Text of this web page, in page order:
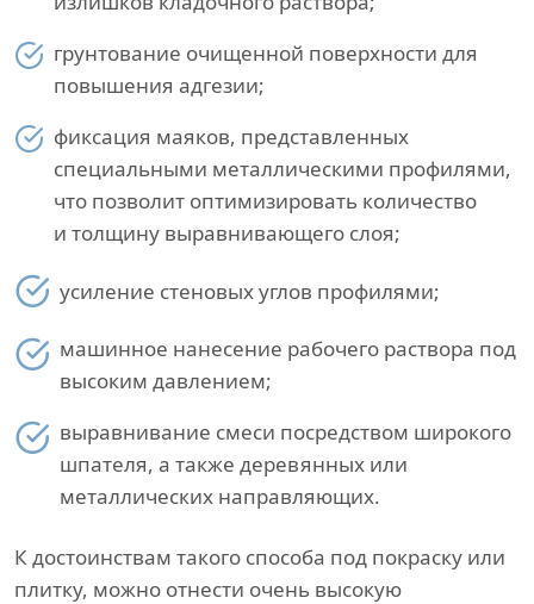
грунтование очищенной поверхности для
повышения адгезии;
фиксация маяков, представленных
специальными металлическими профилями,
что позволит оптимизировать количество
и толщину выравнивающего слоя;
усиление стеновых углов профилями;
машинное нанесение рабочего раствора под
высоким давлением;
выравнивание смеси посредством широкого
шпателя, а также деревянных или
металлических направляющих.
К достоинствам такого способа под покраску или
плитку, можно отнести очень высокую